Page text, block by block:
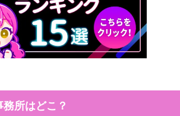
務所はどこ？